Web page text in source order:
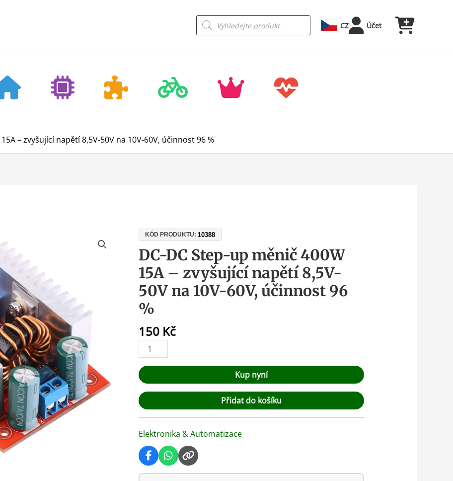
Products
search CZ Účet
– zvyšující napětí 8,5V-50V na 10V-60V, účinnost 96 %
KÓD PRODUKTU:10388
DC-DC Step-up měnič 400W
15A – zvyšující napětí 8,5V-
50V na 10V-60V, účinnost 96
%
150 Kč
DC-
Step-
up
měnič
400W
15A
zvyšující
napětí
8,5V-
50V
na
10V-
60V,
účinnost
96
%
množství
Kup nyní
Přidat do košíku
Elektronika & Automatizace